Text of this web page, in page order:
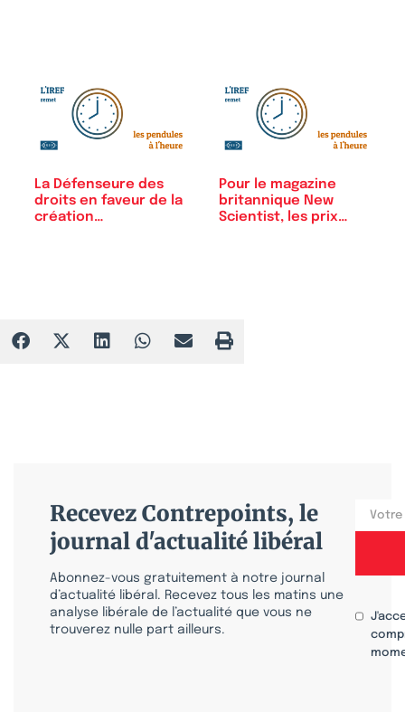
La Défenseure des
droits en faveur de la
création…
Pour le magazine
britannique New
Scientist, les prix…
Recevez Contrepoints, le
journal d'actualité libéral
Abonnez-vous gratuitement à notre journal
d’actualité libéral. Recevez tous les matins une
analyse libérale de l’actualité que vous ne
trouverez nulle part ailleurs.